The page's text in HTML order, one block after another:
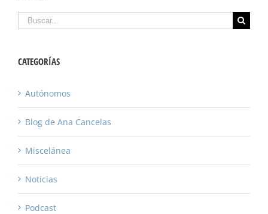
Buscar
CATEGORÍAS
Autónomos
Blog de Ana Cancelas
Miscelánea
Noticias
Podcast